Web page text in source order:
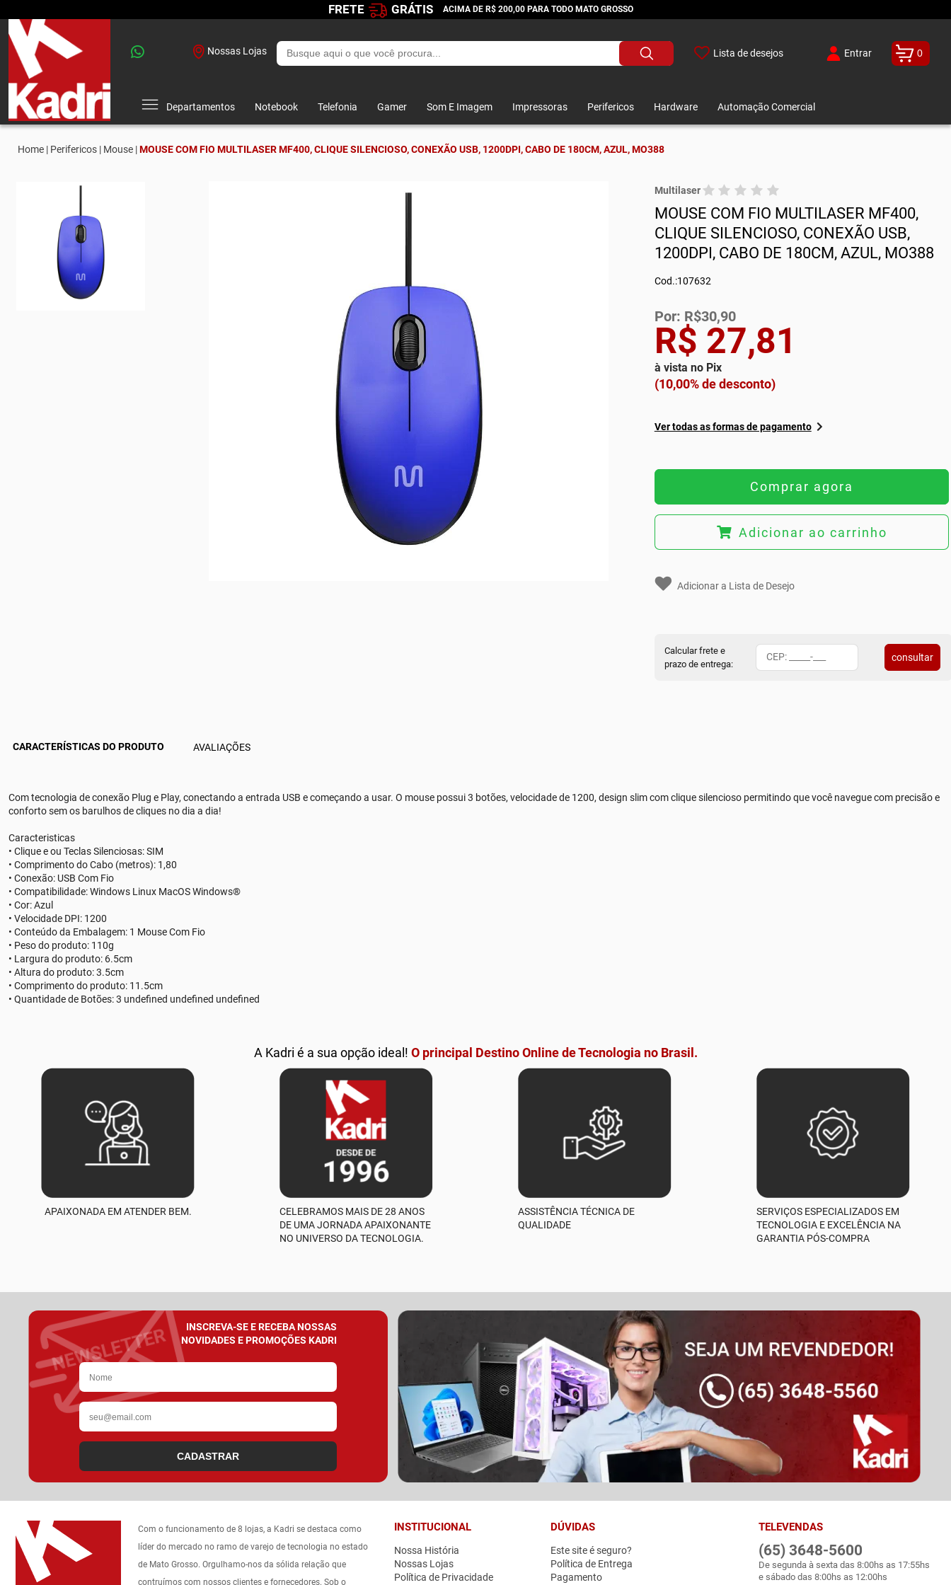
FRETE GRÁTIS ACIMA DE R$ 200,00 PARA TODO MATO GROSSO
Nossas Lojas Lista de desejos Entrar 0
Departamentos Notebook Telefonia Gamer Som E Imagem Impressoras Perifericos Hardware Automação Comercial
Home | Perifericos | Mouse |MOUSE COM FIO MULTILASER MF400, CLIQUE SILENCIOSO, CONEXÃO USB, 1200DPI, CABO DE 180CM, AZUL, MO388
Multilaser
MOUSE COM FIO MULTILASER MF400,
CLIQUE SILENCIOSO, CONEXÃO USB,
1200DPI, CABO DE 180CM, AZUL, MO388
Cod.:107632
R$ 27,81
à vista no Pix
(10,00% de desconto)
Por: R$30,90
Ver todas as formas de pagamento
Comprar agora
Adicionar ao carrinho
Adicionar a Lista de Desejo
Calcular frete e
prazo de entrega:
consultar
CARACTERÍSTICAS DO PRODUTO AVALIAÇÕES
Com tecnologia de conexão Plug e Play, conectando a entrada USB e começando a usar. O mouse possui 3 botões, velocidade de 1200, design slim com clique silencioso permitindo que você navegue com precisão e
conforto sem os barulhos de cliques no dia a dia!
Caracteristicas
• Clique e ou Teclas Silenciosas: SIM
• Comprimento do Cabo (metros): 1,80
• Conexão: USB Com Fio
• Compatibilidade: Windows Linux MacOS Windows®
• Cor: Azul
• Velocidade DPI: 1200
• Conteúdo da Embalagem: 1 Mouse Com Fio
• Peso do produto: 110g
• Largura do produto: 6.5cm
• Altura do produto: 3.5cm
• Comprimento do produto: 11.5cm
• Quantidade de Botões: 3 undefined undefined undefined
A Kadri é a sua opção ideal! O principal Destino Online de Tecnologia no Brasil.
APAIXONADA EM ATENDER BEM.
CELEBRAMOS MAIS DE 28 ANOS
DE UMA JORNADA APAIXONANTE
NO UNIVERSO DA TECNOLOGIA.
ASSISTÊNCIA TÉCNICA DE
QUALIDADE
SERVIÇOS ESPECIALIZADOS EM
TECNOLOGIA E EXCELÊNCIA NA
GARANTIA PÓS-COMPRA
INSCREVA-SE E RECEBA NOSSAS
NOVIDADES E PROMOÇÕES KADRI
CADASTRAR
Com o funcionamento de 8 lojas, a Kadri se destaca como
líder do mercado no ramo de varejo de tecnologia no estado
de Mato Grosso. Orgulhamo-nos da sólida relação que
contruímos com nossos clientes e fornecedores. Sob o
INSTITUCIONAL
Nossa História
Nossas Lojas
Política de Privacidade
DÚVIDAS
Este site é seguro?
Política de Entrega
Pagamento
TELEVENDAS
(65) 3648-5600
De segunda à sexta das 8:00hs as 17:55hs
e sábado das 8:00hs as 12:00hs